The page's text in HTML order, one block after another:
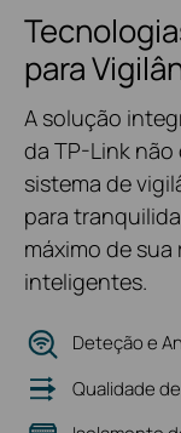
para
A solução
da TP-Link
sistema de
para
máximo de
inteligentes.
Deteção e
Qualidade